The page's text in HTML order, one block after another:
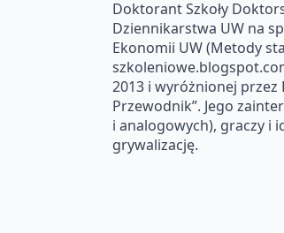
Doktorant Szkoły
Dziennikarstwa UW na
Ekonomii UW (Metody
2013 i wyróżnionej przez
Przewodnik”. Jego
i analogowych), graczy i
grywalizację.